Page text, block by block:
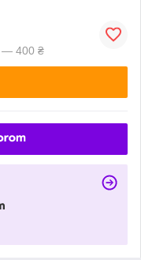
— 400 ₴